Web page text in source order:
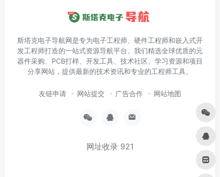
斯塔克电子导航网是专为电子工程师、硬件工程师和嵌入式开
发工程师打造的一站式资源导航平台。我们精选全球优质的元
器件采购、PCB打样、开发工具、技术社区、学习资源和项目
分享网站，提供最新的技术资讯和专业的工程师工具。
友链申请 网站提交 广告合作 网站地图
网址收录 921